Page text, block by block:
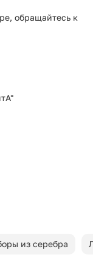
обращайтесь к
из серебра